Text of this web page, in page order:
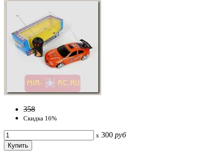
358
Скидка 16%
x 300 руб